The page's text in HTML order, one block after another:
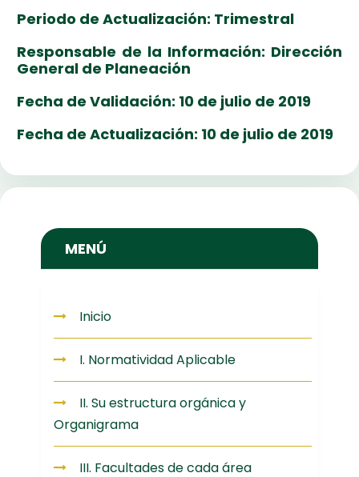
Periodo de Actualización: Trimestral
Responsable de la Información: Dirección
General de Planeación
Fecha de Validación: 10 de julio de 2019
Fecha de Actualización: 10 de julio de 2019
MENÚ
Inicio
I. Normatividad Aplicable
II. Su estructura orgánica y
Organigrama
III. Facultades de cada área